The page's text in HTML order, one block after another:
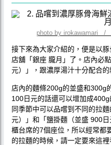
photo by irokawamari /
接下來為大家介紹的，便是以
店舖「銀座 朧月」了。店內必
元）」，跟濃厚湯汁十分配合
店內的麵條200g的並盛和300g
100日元的話還可以增加成
同季節中可以品嚐到不同的拉
元）」和「鹽掛麵（並盛 900
櫃台席的7個座位，所以經常都
的拉麵的時候，請一定要來這裡